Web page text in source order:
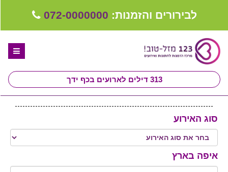
לבירורים והזמנות: 072-0000000
313 דילים לארועים בכף ידך
ספקים לחתונה מומלצים
קבלו ייעוץ בחינם
סוג האירוע
איפה בארץ